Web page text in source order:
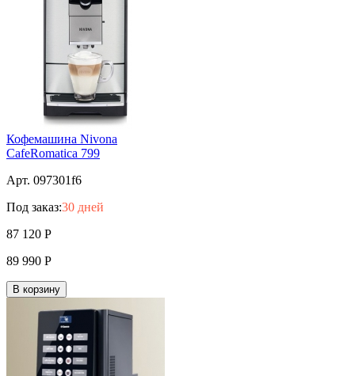
Кофемашина Nivona
CafeRomatica 799
Арт. 097301f6
Под заказ:30 дней
87 120 Р
89 990 Р
В корзину